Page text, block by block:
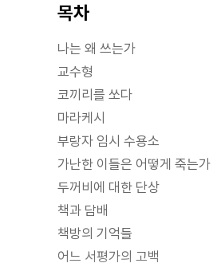
목차
나는 왜 쓰는가
교수형
코끼리를 쏘다
마라케시
부랑자 임시 수용소
가난한 이들은 어떻게 죽는가
두꺼비에 대한 단상
책과 담배
책방의 기억들
어느 서평가의 고백